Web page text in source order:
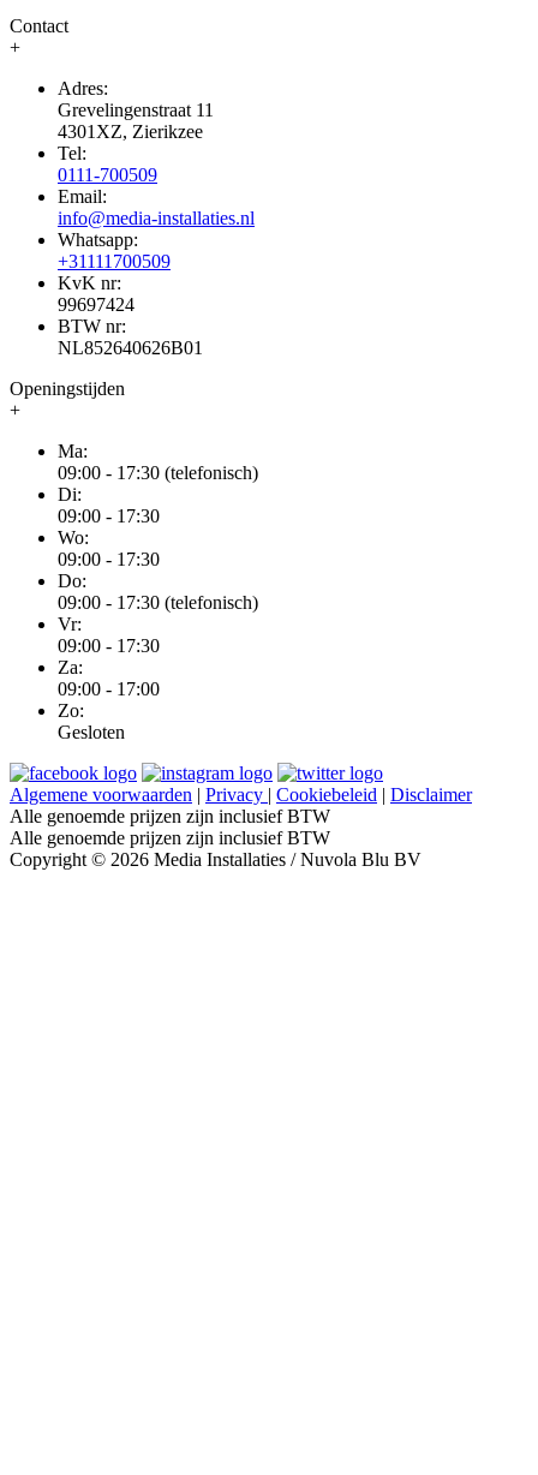
Contact
+
Adres:
Grevelingenstraat 11
4301XZ, Zierikzee
Tel:
0111-700509
Email:
info@media-installaties.nl
Whatsapp:
+31111700509
KvK nr:
99697424
BTW nr:
NL852640626B01
Openingstijden
+
Ma:
09:00 - 17:30 (telefonisch)
Di:
09:00 - 17:30
Wo:
09:00 - 17:30
Do:
09:00 - 17:30 (telefonisch)
Vr:
09:00 - 17:30
Za:
09:00 - 17:00
Zo:
Gesloten
Algemene voorwaarden | Privacy | Cookiebeleid | Disclaimer
Alle genoemde prijzen zijn inclusief BTW
Alle genoemde prijzen zijn inclusief BTW
Copyright © 2026 Media Installaties / Nuvola Blu BV